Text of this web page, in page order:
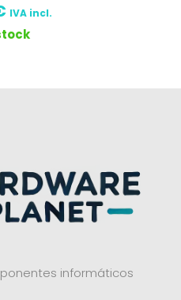
IVA incl.
informáticos